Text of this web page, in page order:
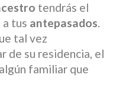
tendrás el
tus antepasados.
tal vez
de su residencia, el
familiar que